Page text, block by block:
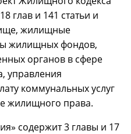
глав и 141 статьи и
жилищные
жилищных фондов,
органов в сфере
управления
коммунальных услуг
жилищного права.
содержит 3 главы и 17